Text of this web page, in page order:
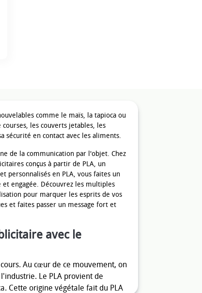
comme le maïs, la tapioca ou
les couverts jetables, les
sécurité en contact avec les aliments.
de la communication par l'objet. Chez
conçus à partir de PLA, un
personnalisés en PLA, vous faites un
engagée. Découvrez les multiples
pour marquer les esprits de vos
et faites passer un message fort et
avec le
Au cœur de ce mouvement, on
Le PLA provient de
Cette origine végétale fait du PLA